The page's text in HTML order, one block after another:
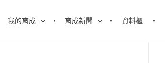
我的育成 育成新聞 資料櫃